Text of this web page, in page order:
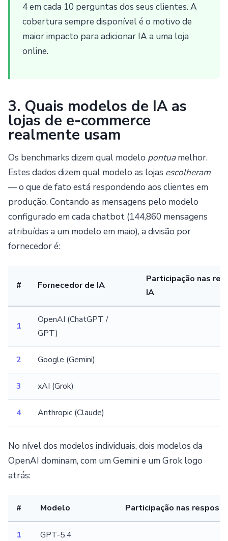
4 em cada 10 perguntas dos seus clientes. A
cobertura sempre disponível é o motivo de
maior impacto para adicionar IA a uma loja
online.
3. Quais modelos de IA as
lojas de e-commerce
realmente usam
Os benchmarks dizem qual modelo pontuamelhor.
Estes dados dizem qual modelo as lojas escolheram
— o que de fato está respondendo aos clientes em
produção. Contando as mensagens pelo modelo
configurado em cada chatbot (144,860 mensagens
atribuídas a um modelo em maio), a divisão por
fornecedor é:
# Fornecedor de IA
Participação nas
IA
1
OpenAI (ChatGPT /
GPT)
2 Google (Gemini)
3 xAI (Grok)
4 Anthropic (Claude)
No nível dos modelos individuais, dois modelos da
OpenAI dominam, com um Gemini e um Grok logo
atrás:
# Modelo Participação nas
1 GPT-5.4